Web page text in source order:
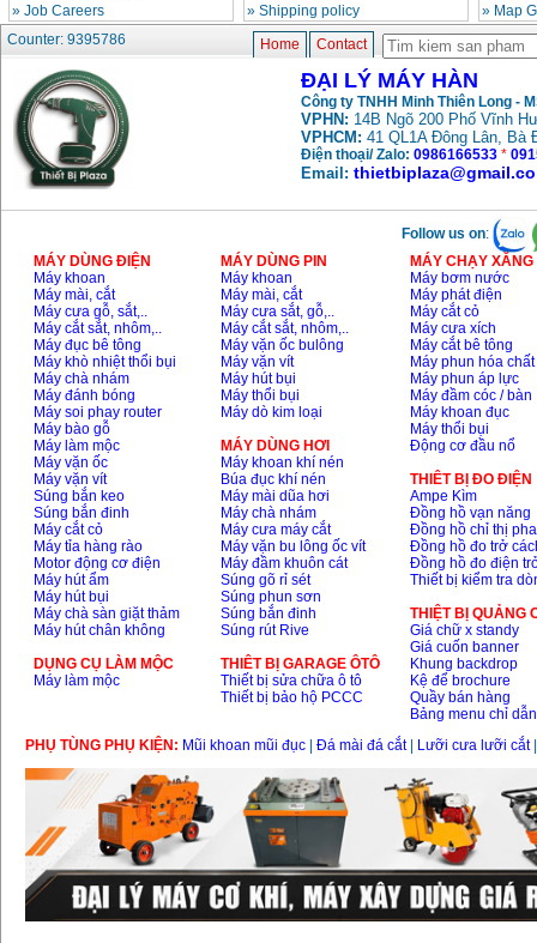
» Job Careers
» Shipping policy
» Map
Counter: 9395786
Home Contact
ĐẠI LÝ MÁY HÀN
Công ty TNHH Minh Thiên Long -
VPHN: 14B Ngõ 200 Phố Vĩnh
VPHCM: 41 QL1A Đông Lân, Bà
Điện thoại/ Zalo: 0986166533 *
Email:
Follow us on:
MÁY DÙNG ĐIỆN
Máy khoan
Máy mài, cắt
Máy cưa gỗ, sắt,..
Máy cắt sắt, nhôm,..
Máy đục bê tông
Máy khò nhiệt thổi bụi
Máy chà nhám
Máy đánh bóng
Máy soi phay router
Máy bào gỗ
Máy làm mộc
Máy vặn ốc
Máy vặn vít
Súng bắn keo
Súng bắn đinh
Máy cắt cỏ
Máy tỉa hàng rào
Motor động cơ điện
Máy hút ẩm
Máy hút bụi
Máy chà sàn giặt thảm
Máy hút chân không
DỤNG CỤ LÀM MỘC
Máy làm mộc
MÁY DÙNG PIN
Máy khoan
Máy mài, cắt
Máy cưa sắt, gỗ,..
Máy cắt sắt, nhôm,..
Máy vặn ốc bulông
Máy vặn vít
Máy hút bụi
Máy thổi bụi
Máy dò kim loại
MÁY DÙNG HƠI
Máy khoan khí nén
Búa đục khí nén
Máy mài dũa hơi
Máy chà nhám
Máy cưa máy cắt
Máy vặn bu lông ốc vít
Máy đầm khuôn cát
Súng gõ rỉ sét
Súng phun sơn
Súng bắn đinh
Súng rút Rive
THIÊT BỊ GARAGE ÔTÔ
Thiết bị sửa chữa ô tô
Thiết bị bảo hộ PCCC
MÁY CHẠY
Máy bơm nước
Máy phát điện
Máy cắt cỏ
Máy cưa xích
Máy cắt bê tông
Máy phun hóa chất
Máy phun áp lực
Máy đầm cóc / bàn
Máy khoan đục
Máy thổi bụi
Động cơ đầu nổ
THIÊT BỊ ĐO ĐIỆN
Ampe Kìm
Đồng hồ vạn năng
Đồng hồ chỉ thị pha
Đồng hồ đo trở
Đồng hồ đo điện
Thiết bị kiểm tra
THIỆT BỊ QUẢNG
Giá chữ x standy
Giá cuốn banner
Khung backdrop
Kệ để brochure
Quầy bán hàng
Bảng menu chỉ dẫn
PHỤ TÙNG PHỤ KIỆN: Mũi khoan mũi đục Đá mài đá cắt| Lưỡi cưa lưỡi cắt